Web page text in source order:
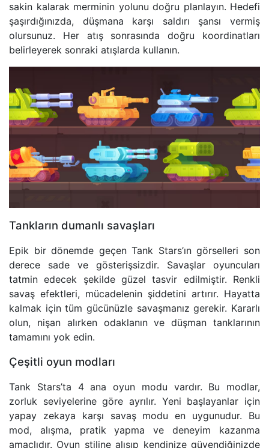
sakin kalarak merminin yolunu doğru planlayın. Hedefi
şaşırdığınızda, düşmana karşı saldırı şansı vermiş
olursunuz. Her atış sonrasında doğru koordinatları
belirleyerek sonraki atışlarda kullanın.
Tankların dumanlı savaşları
Epik bir dönemde geçen Tank Stars’ın görselleri son
derece sade ve gösterişsizdir. Savaşlar oyuncuları
tatmin edecek şekilde güzel tasvir edilmiştir. Renkli
savaş efektleri, mücadelenin şiddetini artırır. Hayatta
kalmak için tüm gücünüzle savaşmanız gerekir. Kararlı
olun, nişan alırken odaklanın ve düşman tanklarının
tamamını yok edin.
Çeşitli oyun modları
Tank Stars’ta 4 ana oyun modu vardır. Bu modlar,
zorluk seviyelerine göre ayrılır. Yeni başlayanlar için
yapay zekaya karşı savaş modu en uygunudur. Bu
mod, alışma, pratik yapma ve deneyim kazanma
amaçlıdır. Oyun stiline alışıp kendinize güvendiğinizde